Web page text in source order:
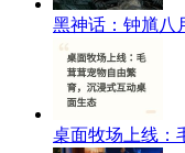
黑神话：钟馗八
桌面牧场上线：